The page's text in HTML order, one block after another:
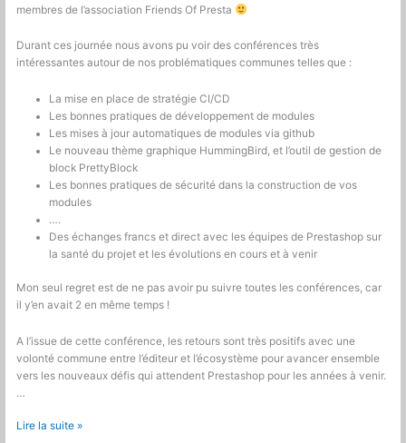
membres de l’association Friends Of Presta
Durant ces journée nous avons pu voir des conférences très
intéressantes autour de nos problématiques communes telles que :
La mise en place de stratégie CI/CD
Les bonnes pratiques de développement de modules
Les mises à jour automatiques de modules via github
Le nouveau thème graphique HummingBird, et l’outil de gestion de
block PrettyBlock
Les bonnes pratiques de sécurité dans la construction de vos
modules
….
Des échanges francs et direct avec les équipes de Prestashop sur
la santé du projet et les évolutions en cours et à venir
Mon seul regret est de ne pas avoir pu suivre toutes les conférences, car
il y’en avait 2 en même temps !
A l’issue de cette conférence, les retours sont très positifs avec une
volonté commune entre l’éditeur et l’écosystème pour avancer ensemble
vers les nouveaux défis qui attendent Prestashop pour les années à venir.
…
Prestashop
Lire la suite »